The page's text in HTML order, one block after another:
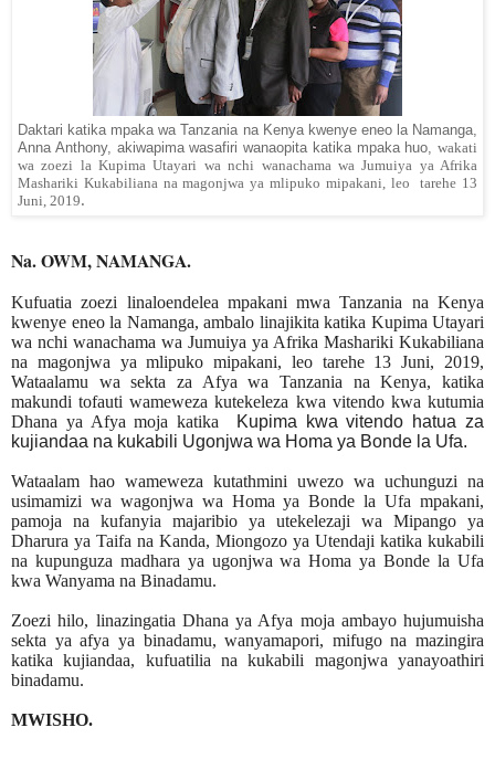
Daktari katika mpaka wa Tanzania na Kenya kwenye eneo la Namanga,
Anna Anthony, akiwapima wasafiri wanaopita katika mpaka huo, wakati
wazoezi la Kupima Utayari wa nchi wanachama wa Jumuiya ya Afrika
Mashariki Kukabiliana na magonjwa ya mlipuko mipakani, leo
tarehe 13
Juni, 2019.
Na. OWM, NAMANGA.
Kufuatia zoezi linaloendelea mpakani mwa Tanzania na Kenya
kwenye eneo la Namanga, ambalo linajikita katika Kupima Utayari
wa nchi wanachama wa Jumuiya ya Afrika Mashariki Kukabiliana
na magonjwa ya mlipuko mipakani, leo tarehe 13 Juni, 2019,
Wataalamu wa sekta za Afya wa Tanzania na Kenya, katika
makundi tofauti wameweza kutekeleza kwa vitendo kwa kutumia
Dhana ya Afya moja katika
Kupima kwa vitendo hatua za
kujiandaa na kukabili Ugonjwa wa Homa ya Bonde la Ufa.
Wataalam hao wameweza kutathmini uwezo wa uchunguzi na
usimamizi wa wagonjwa wa Homa ya Bonde la Ufa mpakani,
pamoja na kufanyia majaribio ya utekelezaji wa Mipango ya
Dharura ya Taifa na Kanda, Miongozo ya Utendaji katika kukabili
na kupunguza madhara ya ugonjwa wa Homa ya Bonde la Ufa
kwa Wanyama na Binadamu.
Zoezi hilo, linazingatia Dhana ya Afya moja ambayo hujumuisha
sekta ya afya ya binadamu, wanyamapori, mifugo na mazingira
katika kujiandaa, kufuatilia na kukabili magonjwa yanayoathiri
binadamu.
MWISHO.